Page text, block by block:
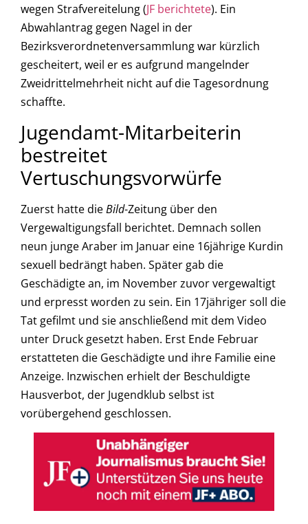
wegen Strafvereitelung (JF berichtete). Ein
Abwahlantrag gegen Nagel in der
Bezirksverordnetenversammlung war kürzlich
gescheitert, weil er es aufgrund mangelnder
Zweidrittelmehrheit nicht auf die Tagesordnung
schaffte.
Jugendamt-Mitarbeiterin
bestreitet
Vertuschungsvorwürfe
Zuerst hatte dieBild-Zeitung über den
Vergewaltigungsfall berichtet. Demnach sollen
neun junge Araber im Januar eine 16jährige Kurdin
sexuell bedrängt haben. Später gab die
Geschädigte an, im November zuvor vergewaltigt
und erpresst worden zu sein. Ein 17jähriger soll die
Tat gefilmt und sie anschließend mit dem Video
unter Druck gesetzt haben. Erst Ende Februar
erstatteten die Geschädigte und ihre Familie eine
Anzeige. Inzwischen erhielt der Beschuldigte
Hausverbot, der Jugendklub selbst ist
vorübergehend geschlossen.